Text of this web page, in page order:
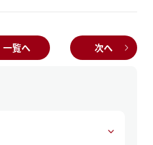
一覧へ 次へ